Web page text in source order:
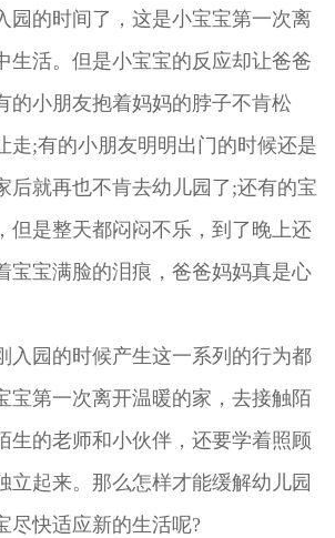
的时间了，这是小宝宝第一次离
生活。但是小宝宝的反应却让爸爸
的小朋友抱着妈妈的脖子不肯松
走;有的小朋友明明出门的时候还是
后就再也不肯去幼儿园了;还有的宝
但是整天都闷闷不乐，到了晚上还
宝宝满脸的泪痕，爸爸妈妈真是心
园的时候产生这一系列的行为都
宝第一次离开温暖的家，去接触陌
生的老师和小伙伴，还要学着照顾
立起来。那么怎样才能缓解幼儿园
尽快适应新的生活呢?